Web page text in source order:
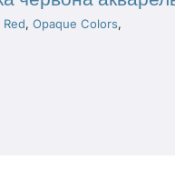
Red, Opaque Colors,